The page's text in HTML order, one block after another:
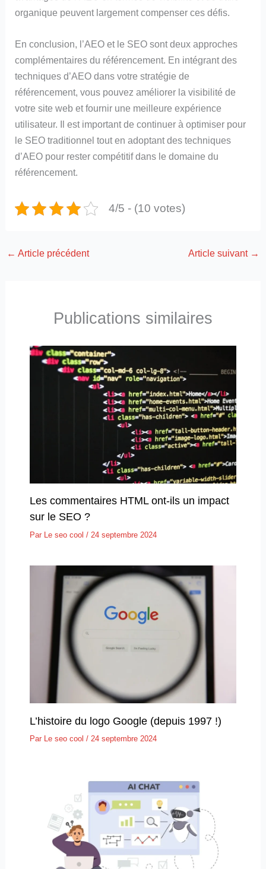
organique peuvent largement compenser ces défis.
En conclusion, l’AEO et le SEO sont deux approches
complémentaires du référencement. En intégrant des
techniques d’AEO dans votre stratégie de
référencement, vous pouvez améliorer la visibilité de
votre site web et fournir une meilleure expérience
utilisateur. Il est important de continuer à optimiser pour
le SEO traditionnel tout en adoptant des techniques
d’AEO pour rester compétitif dans le domaine du
référencement.
4/5 - (10 votes)
← Article précédent Article suivant →
Publications similaires
Les commentaires HTML ont-ils un impact
sur le SEO ?
Par Le seo cool / 24 septembre 2024
L’histoire du logo Google (depuis 1997 !)
Par Le seo cool / 24 septembre 2024